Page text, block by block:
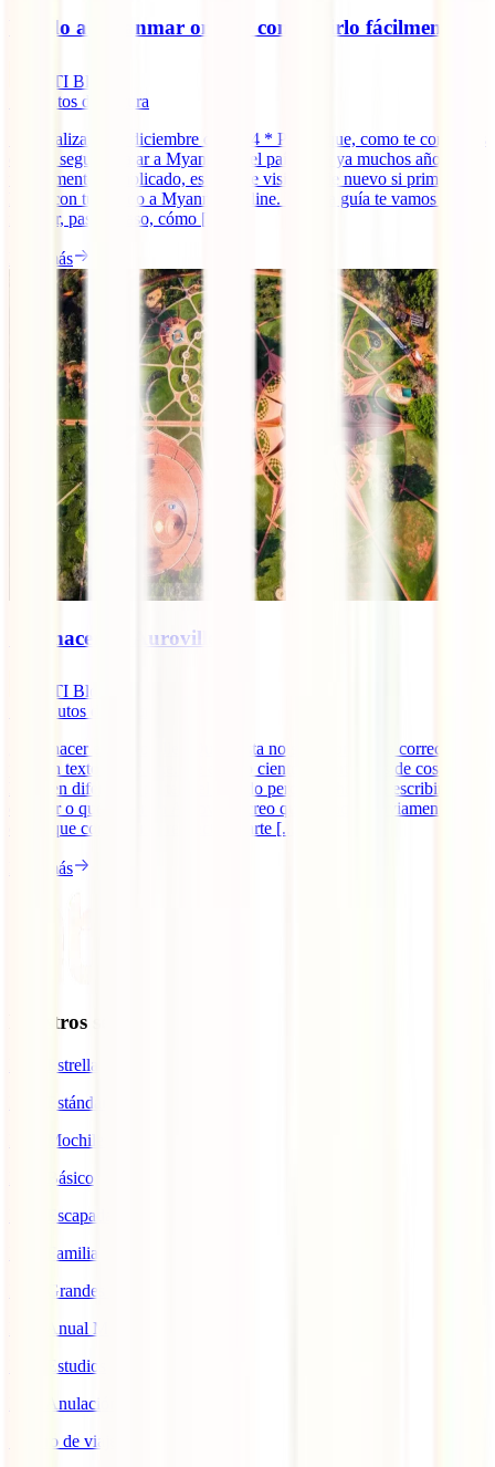
Visado a Myanmar online: conseguirlo fácilmente
IATI Blog
minutos de lectura
* Actualizando a diciembre de 2024 * Pese a que, como te contamos
en ¿Es seguro viajar a Myanmar?, el país lleva ya muchos años en
un momento complicado, es posible visitarlo de nuevo si primero te
haces con tu visado a Myanmar online. En esta guía te vamos a
mostrar, paso a paso, cómo [...]
Leer más
Qué hacer en Auroville
IATI Blog
minutos de lectura
¿Qué hacer en Auroville? Quizá esta no sea la pregunta correcta
para un texto como este. He escrito cientos de artículos de cosas que
hacer en diferentes partes del mundo pero, a la hora de escribir sobre
qué ver o qué hacer en Auroville, creo que (aunque obviamente hay
cosas que comentar al respecto), parte [...]
Leer más
Nuestros seguros
IATI Estrella
IATI Estándar
IATI Mochilero
IATI Básico
IATI Escapadas
IATI Familia
IATI Grandes Viajeros
IATI Anual Multiviaje
IATI Estudios
IATI Anulación Premium
Seguro de viaje COVID